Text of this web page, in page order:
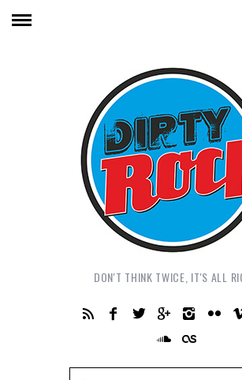
DON'T THINK TWICE, IT'S ALL